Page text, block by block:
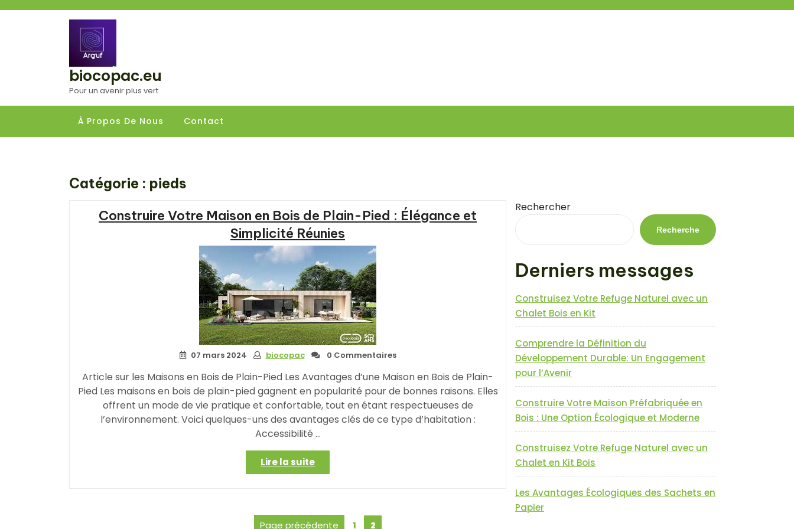
biocopac.eu
Pour un avenir plus vert
À Propos De Nous Contact
Catégorie : pieds
Construire Votre Maison en Bois de Plain-Pied : Élégance et
Simplicité Réunies
07 mars 2024 biocopac 0 Commentaires
Article sur les Maisons en Bois de Plain-Pied Les Avantages d’une Maison en Bois de Plain-
Pied Les maisons en bois de plain-pied gagnent en popularité pour de bonnes raisons. Elles
offrent un mode de vie pratique et confortable, tout en étant respectueuses de
l’environnement. Voici quelques-uns des avantages clés de ce type d’habitation :
Accessibilité …
Lire la suite« Construire
Votre
Maison
Bois
de
Posts
Page précédente Page
1 Page
2
Rechercher
Recherche
Derniers messages
Construisez Votre Refuge Naturel avec un
Chalet Bois en Kit
Comprendre la Définition du
Développement Durable: Un Engagement
pour l’Avenir
Construire Votre Maison Préfabriquée en
Bois : Une Option Écologique et Moderne
Construisez Votre Refuge Naturel avec un
Chalet en Kit Bois
Les Avantages Écologiques des Sachets en
Papier